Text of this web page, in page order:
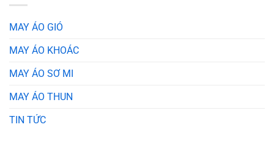
MAY ÁO GIÓ
MAY ÁO KHOÁC
MAY ÁO SƠ MI
MAY ÁO THUN
TIN TỨC